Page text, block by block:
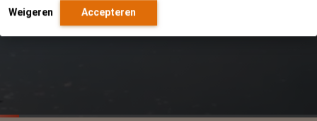
Weigeren Accepteren